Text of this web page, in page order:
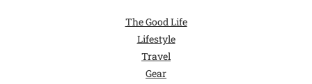
The Good Life
Lifestyle
Travel
Gear